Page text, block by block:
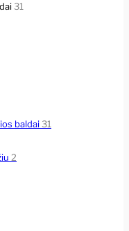
31
baldai31
2